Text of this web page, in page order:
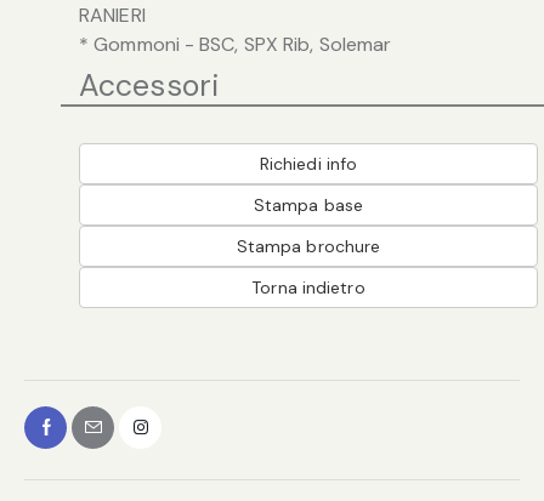
RANIERI
* Gommoni - BSC, SPX Rib, Solemar
Accessori
Richiedi info
Stampa base
Stampa brochure
Torna indietro